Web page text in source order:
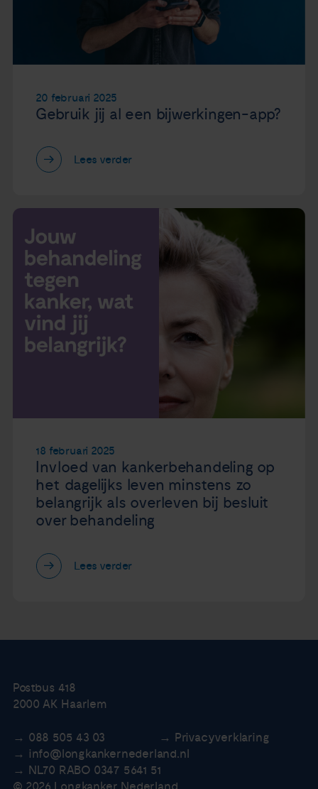
20 februari 2025
Gebruik jij al een bijwerkingen-app?
Lees verder
18 februari 2025
Invloed van kankerbehandeling op
het dagelijks leven minstens zo
belangrijk als overleven bij besluit
over behandeling
Lees verder
Postbus 418
2000 AK Haarlem
088 505 43 03
Privacyverklaring
info@longkankernederland.nl
NL70 RABO 0347 5641 51